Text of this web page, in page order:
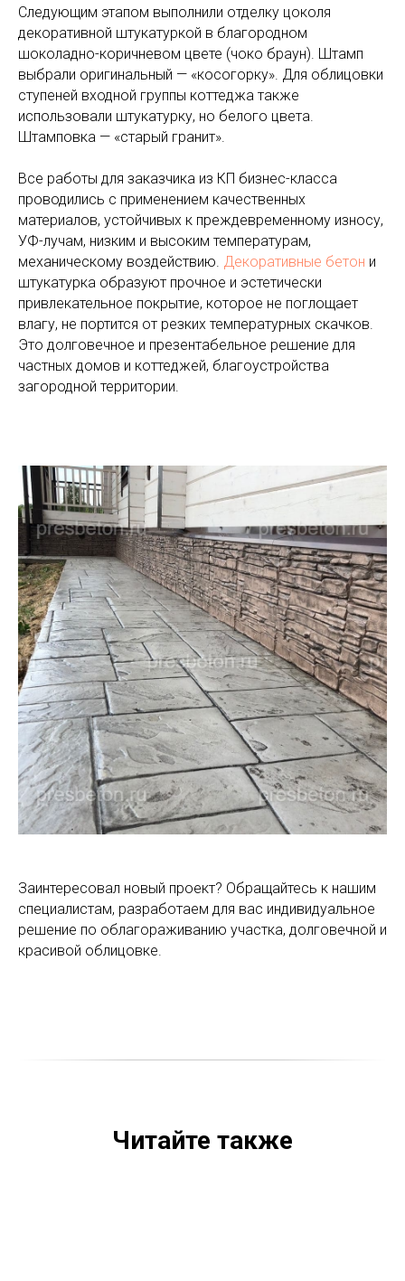
Следующим этапом выполнили отделку цоколя
декоративной штукатуркой в благородном
шоколадно-коричневом цвете (чоко браун). Штамп
выбрали оригинальный — «косогорку». Для облицовки
ступеней входной группы коттеджа также
использовали штукатурку, но белого цвета.
Штамповка — «старый гранит».
Все работы для заказчика из КП бизнес-класса
проводились с применением качественных
материалов, устойчивых к преждевременному износу,
УФ-лучам, низким и высоким температурам,
механическому воздействию. Декоративные бетон и
штукатурка образуют прочное и эстетически
привлекательное покрытие, которое не поглощает
влагу, не портится от резких температурных скачков.
Это долговечное и презентабельное решение для
частных домов и коттеджей, благоустройства
загородной территории.
Заинтересовал новый проект? Обращайтесь к нашим
специалистам, разработаем для вас индивидуальное
решение по облагораживанию участка, долговечной и
красивой облицовке.
Читайте также